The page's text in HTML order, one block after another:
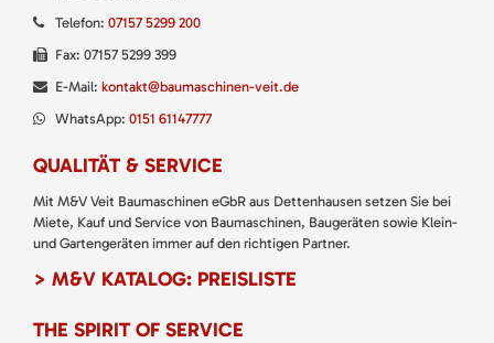
Telefon: 07157 5299 200
Fax: 07157 5299 399
E-Mail: kontakt@baumaschinen-veit.de
WhatsApp: 0151 61147777
QUALITÄT & SERVICE
Mit M&V Veit Baumaschinen eGbR aus Dettenhausen setzen Sie bei
Miete, Kauf und Service von Baumaschinen, Baugeräten sowie Klein-
und Gartengeräten immer auf den richtigen Partner.
> M&V KATALOG: PREISLISTE
THE SPIRIT OF SERVICE